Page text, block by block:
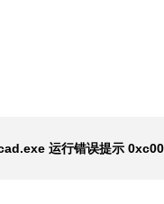
运行错误提示